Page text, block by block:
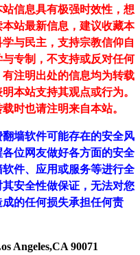
信息具有极强时效性，想
站最新信息，建议收藏本
与民主，支持宗教信仰自
专制，不支持或反对任何
注明出处的信息均为转载
本站支持其观点或行为。
时也请注明来自本站。
墙软件可能存在的安全风
位网友做好各方面的安全
件、应用或服务等进行全
安全性做保证，无法对您
的任何损失承担任何责
Angeles,CA 90071